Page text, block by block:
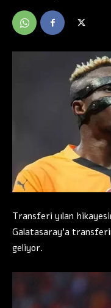
Transferi yılan
Galatasaray’a
geliyor.